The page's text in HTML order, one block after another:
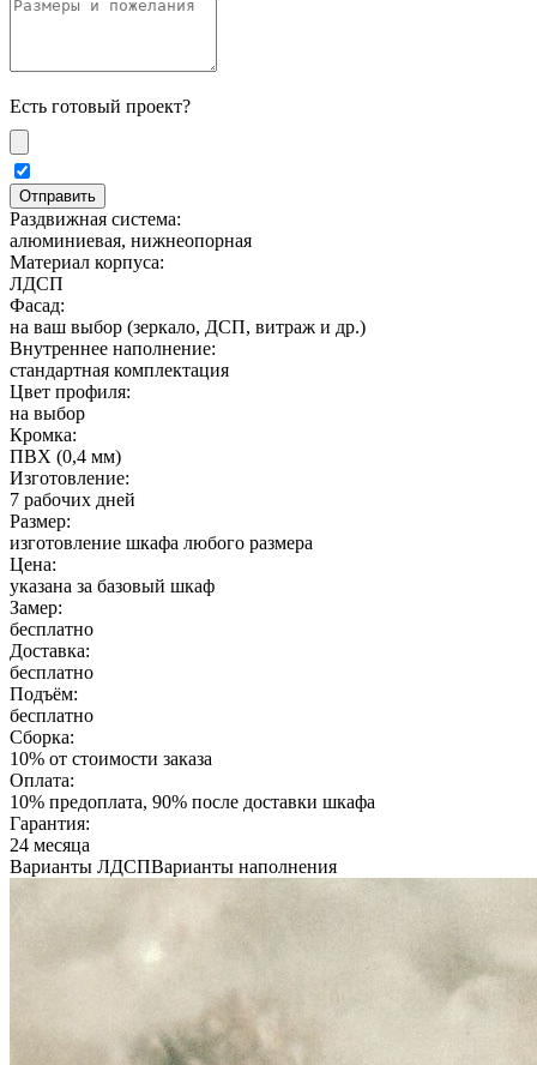
Есть готовый проект?
Раздвижная система:
алюминиевая, нижнеопорная
Материал корпуса:
ЛДСП
Фасад:
на ваш выбор (зеркало, ДСП, витраж и др.)
Внутреннее наполнение:
стандартная комплектация
Цвет профиля:
на выбор
Кромка:
ПВХ (0,4 мм)
Изготовление:
7 рабочих дней
Размер:
изготовление шкафа любого размера
Цена:
указана за базовый шкаф
Замер:
бесплатно
Доставка:
бесплатно
Подъём:
бесплатно
Сборка:
10% от стоимости заказа
Оплата:
10% предоплата, 90% после доставки шкафа
Гарантия:
24 месяца
Варианты ЛДСПВарианты наполнения